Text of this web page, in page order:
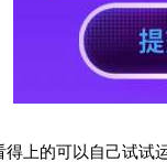
上的可以自己试试